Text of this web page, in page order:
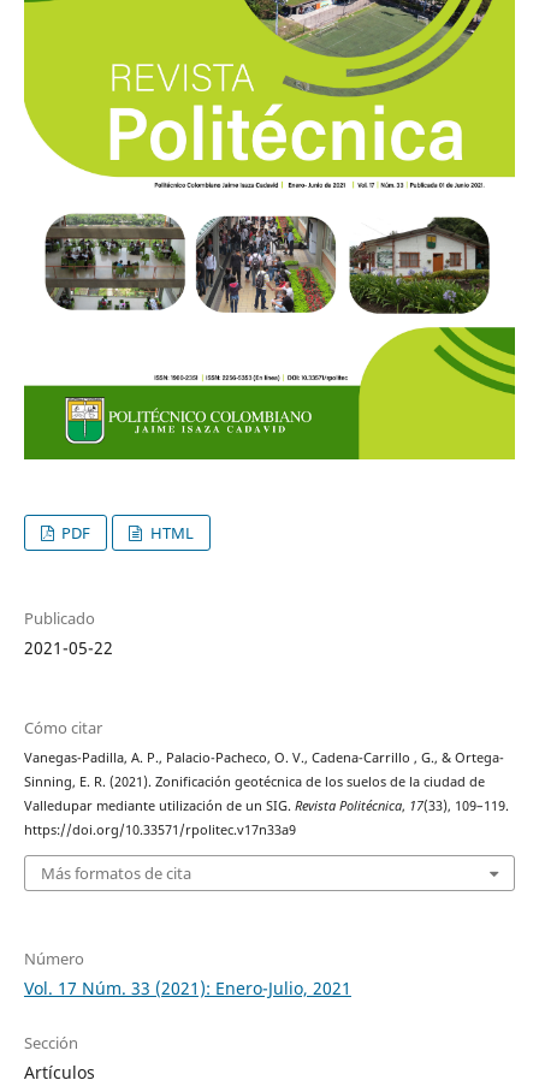
PDF HTML
Publicado
2021-05-22
Cómo citar
Vanegas-Padilla, A. P., Palacio-Pacheco, O. V., Cadena-Carrillo , G., & Ortega-
Sinning, E. R. (2021). Zonificación geotécnica de los suelos de la ciudad de
Valledupar mediante utilización de un SIG. Revista Politécnica, 17(33), 109–119.
https://doi.org/10.33571/rpolitec.v17n33a9
Más formatos de cita
Número
Vol. 17 Núm. 33 (2021): Enero-Julio, 2021
Sección
Artículos